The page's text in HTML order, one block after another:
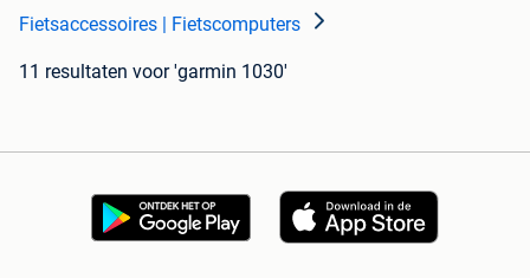
Fietsaccessoires | Fietscomputers
11 resultaten voor 'garmin 1030'